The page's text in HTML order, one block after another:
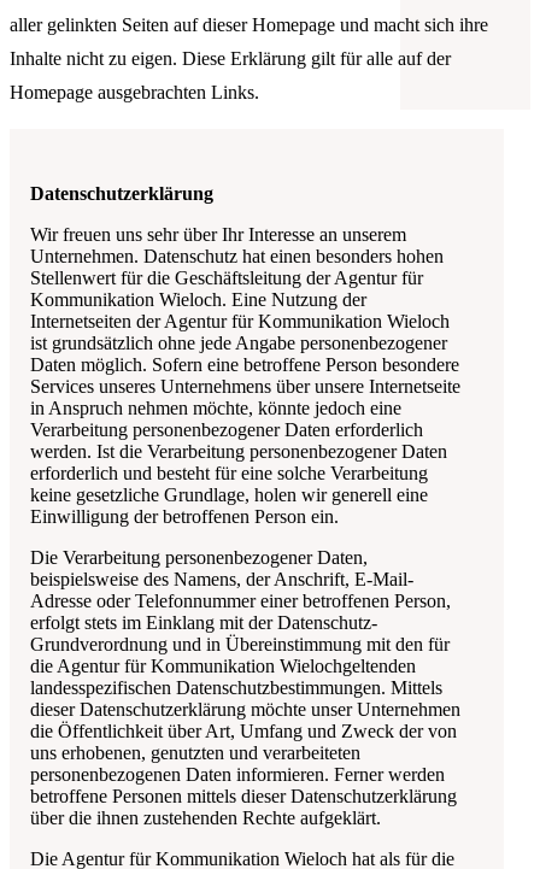
aller gelinkten Seiten auf dieser Homepage und macht sich ihre
Inhalte nicht zu eigen. Diese Erklärung gilt für alle auf der
Homepage ausgebrachten Links.
Datenschutzerklärung
Wir freuen uns sehr über Ihr Interesse an unserem
Unternehmen. Datenschutz hat einen besonders hohen
Stellenwert für die Geschäftsleitung derAgentur für
Kommunikation Wieloch. Eine Nutzung der
Internetseiten derAgentur für Kommunikation Wieloch
ist grundsätzlich ohne jede Angabe personenbezogener
Daten möglich. Sofern eine betroffene Person besondere
Services unseres Unternehmens über unsere Internetseite
in Anspruch nehmen möchte, könnte jedoch eine
Verarbeitung personenbezogener Daten erforderlich
werden. Ist die Verarbeitung personenbezogener Daten
erforderlich und besteht für eine solche Verarbeitung
keine gesetzliche Grundlage, holen wir generell eine
Einwilligung der betroffenen Person ein.
Die Verarbeitung personenbezogener Daten,
beispielsweise des Namens, der Anschrift, E-Mail-
Adresse oder Telefonnummer einer betroffenen Person,
erfolgt stets im Einklang mit der Datenschutz-
Grundverordnung und in Übereinstimmung mit den für
die Agentur für Kommunikation Wielochgeltenden
landesspezifischen Datenschutzbestimmungen. Mittels
dieser Datenschutzerklärung möchte unser Unternehmen
die Öffentlichkeit über Art, Umfang und Zweck der von
uns erhobenen, genutzten und verarbeiteten
personenbezogenen Daten informieren. Ferner werden
betroffene Personen mittels dieser Datenschutzerklärung
über die ihnen zustehenden Rechte aufgeklärt.
Die Agentur für Kommunikation Wieloch hat als für die